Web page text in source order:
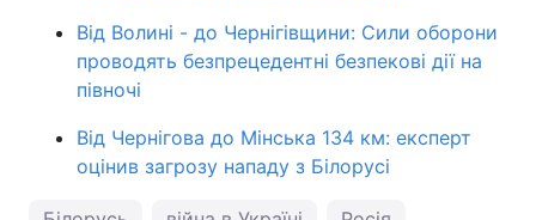
Від Волині - до Чернігівщини: Сили оборони
проводять безпрецедентні безпекові дії на
півночі
Від Чернігова до Мінська 134 км: експерт
оцінив загрозу нападу з Білорусі